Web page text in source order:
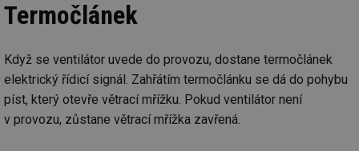
Termočlánek
Když se ventilátor uvede do provozu, dostane termočlánek
elektrický řídicí signál. Zahřátím termočlánku se dá do pohybu
píst, který otevře větrací mřížku. Pokud ventilátor není
v provozu, zůstane větrací mřížka zavřená.